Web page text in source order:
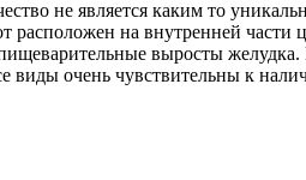
не является каким то
расположен на внутренней
выросты
очень чувствительны к